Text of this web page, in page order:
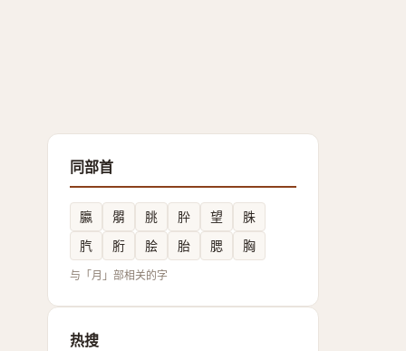
同部首
䑉 朤 朓 肸 望
䏭
䏗
胻 脍 胎 腮 胸
与「月」部相关的字
热搜